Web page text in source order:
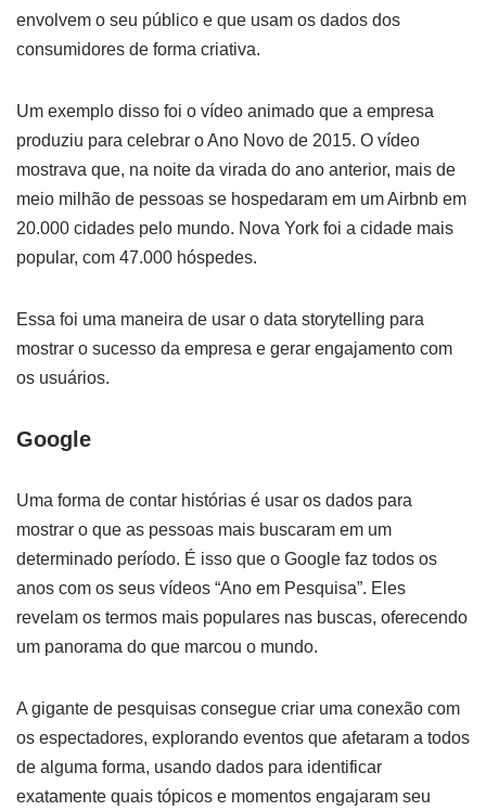
envolvem o seu público e que usam os dados dos
consumidores de forma criativa.
Um exemplo disso foi o vídeo animado que a empresa
produziu para celebrar o Ano Novo de 2015. O vídeo
mostrava que, na noite da virada do ano anterior, mais de
meio milhão de pessoas se hospedaram em um Airbnb em
20.000 cidades pelo mundo. Nova York foi a cidade mais
popular, com 47.000 hóspedes.
Essa foi uma maneira de usar o data storytelling para
mostrar o sucesso da empresa e gerar engajamento com
os usuários.
Google
Uma forma de contar histórias é usar os dados para
mostrar o que as pessoas mais buscaram em um
determinado período. É isso que o Google faz todos os
anos com os seus vídeos “Ano em Pesquisa”. Eles
revelam os termos mais populares nas buscas, oferecendo
um panorama do que marcou o mundo.
A gigante de pesquisas consegue criar uma conexão com
os espectadores, explorando eventos que afetaram a todos
de alguma forma, usando dados para identificar
exatamente quais tópicos e momentos engajaram seu